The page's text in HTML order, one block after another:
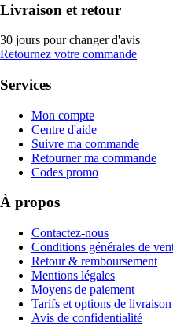
Livraison et retour
30 jours pour changer d'avis
Retournez votre commande
Services
Mon compte
Centre d'aide
Suivre ma commande
Retourner ma commande
Codes promo
À propos
Contactez-nous
Conditions générales de
Retour & remboursement
Mentions légales
Moyens de paiement
Tarifs et options de livraison
Avis de confidentialité